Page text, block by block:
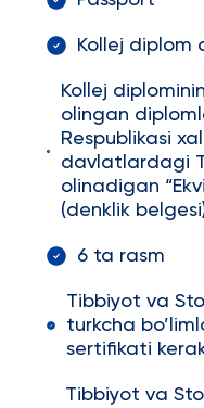
Kollej diplom
Kollej
olingan
Respublikasi
davlatlardagi
olinadigan
(denklik
6 ta rasm
Tibbiyot va
turkcha
sertifikati
Tibbiyot va